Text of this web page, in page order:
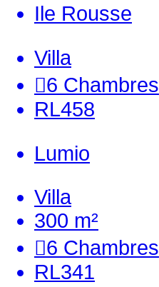
Ile Rousse
Villa
6 Chambres
RL458
Lumio
Villa
300 m²
6 Chambres
RL341